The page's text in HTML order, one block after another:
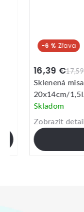
-6 %
17,59 €
16,39 €
Sklenená misa
20x14cm/1,5l.,
Skladom
Zobrazit detail